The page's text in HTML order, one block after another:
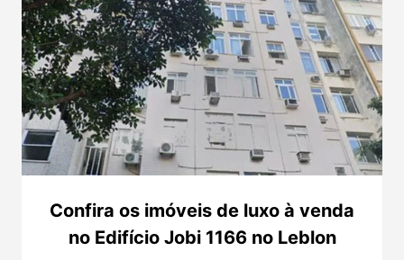
Confira os imóveis de luxo à venda
no Edifício Jobi 1166 no Leblon